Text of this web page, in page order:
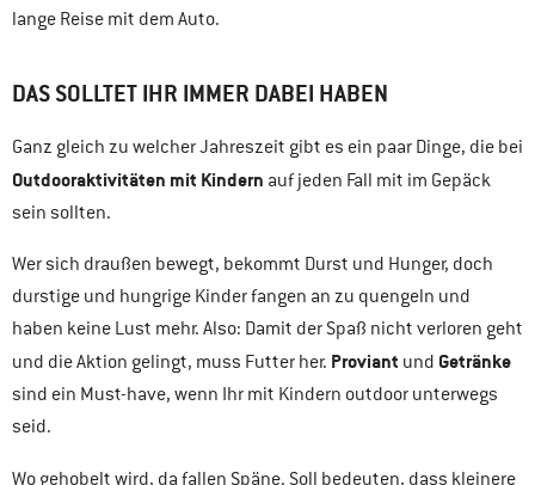
lange Reise mit dem Auto.
DAS SOLLTET IHR IMMER DABEI HABEN
Ganz gleich zu welcher Jahreszeit gibt es ein paar Dinge, die bei
Outdooraktivitäten mit Kindern auf jeden Fall mit im Gepäck
sein sollten.
Wer sich draußen bewegt, bekommt Durst und Hunger, doch
durstige und hungrige Kinder fangen an zu quengeln und
haben keine Lust mehr. Also: Damit der Spaß nicht verloren geht
und die Aktion gelingt, muss Futter her. Proviant und Getränke
sind ein Must-have, wenn Ihr mit Kindern outdoor unterwegs
seid.
Wo gehobelt wird, da fallen Späne. Soll bedeuten, dass kleinere